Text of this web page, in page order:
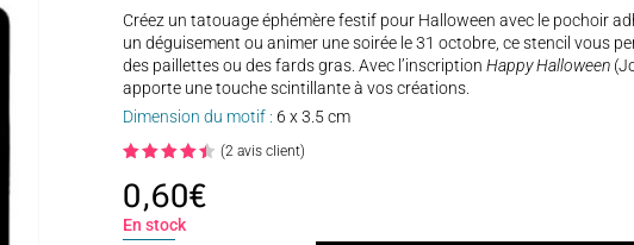
Créez un tatouage éphémère festif pour Halloween avec le pochoir
un déguisement ou animer une soirée le 31 octobre, ce stencil vous
des paillettes ou des fards gras. Avec l’inscription Happy Halloween
apporte une touche scintillante à vos créations.
Dimension du motif : 6 x 3.5 cm
4.50
sur 5
basé
sur
(2 avis client)
0,60€
En stock